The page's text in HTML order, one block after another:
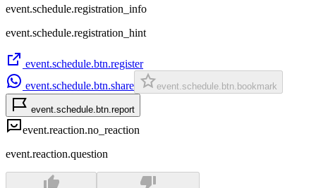
event.schedule.registration_info
event.schedule.registration_hint
event.schedule.btn.register
event.schedule.btn.share
event.schedule.btn.bookmark
event.schedule.btn.report
event.reaction.no_reaction
event.reaction.question